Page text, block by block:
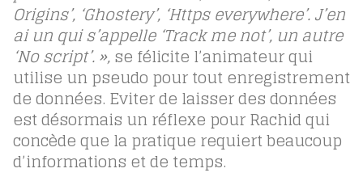
Origins’,‘Ghostery’, ‘Https everywhere’. J’en
ai un qui s’appelle ‘Track me not’, un autre
‘No script’. »,se félicite l’animateur qui
utilise un pseudo pour tout enregistrement
de données. Eviter de laisser des données
est désormais un réflexe pour Rachid qui
concède que la pratique requiert beaucoup
d’informations et de temps.